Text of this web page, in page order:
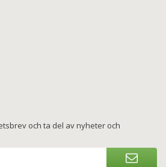
och ta del av nyheter och